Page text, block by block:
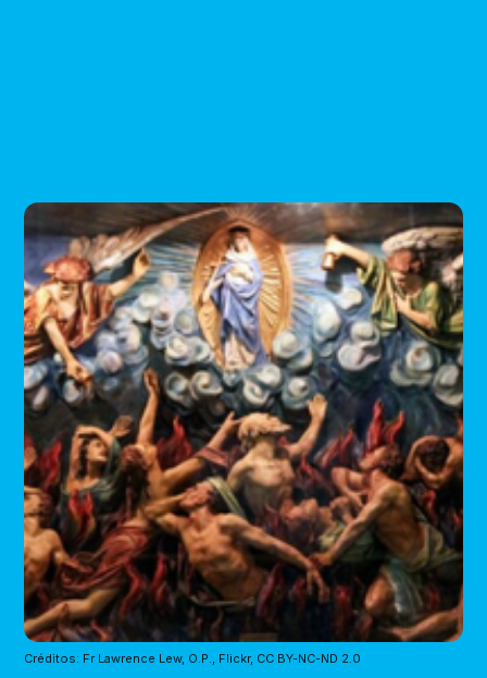
Créditos: Fr Lawrence Lew, O.P., Flickr, CC BY-NC-ND 2.0